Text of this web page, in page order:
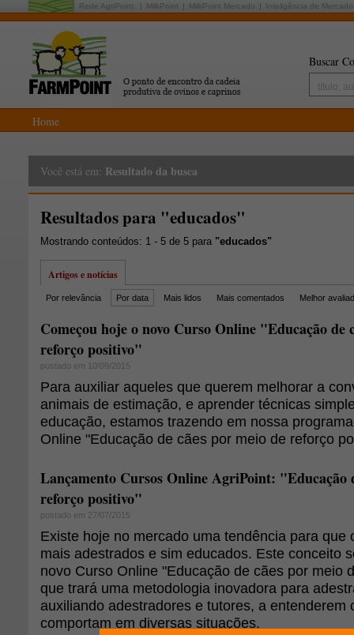
Rede AgriPoint: MilkPoint MilkPoint Mercado Inteligência de Mercado
Buscar
Home
Você está em: Resultado da busca
Resultados para "educados"
Mostrando conteúdos: 1 - 5 de 5 para "educados"
Artigos e notícias
Por relevância Por data Mais lidos Mais comentados Melhor
Começou hoje o novo Curso Online "Educação de
reforço positivo"
postado em 10/09/2015
Para auxiliar aqueles que querem melhorar a
animais de estimação, e aprender técnicas
educação, estamos trazendo em nossa
Online "Educação de cães por meio de reforço
Lançamento Cursos Online AgriPoint: "Educação
reforço positivo"
postado em 27/07/2015
Existe hoje no mercado uma tendência para que
mais adestrados e sim educados. Este conceito
novo Curso Online "Educação de cães por meio
que trará uma metodologia inovadora para
auxiliando adestradores e tutores, a entenderem
comportam em diversas situações.